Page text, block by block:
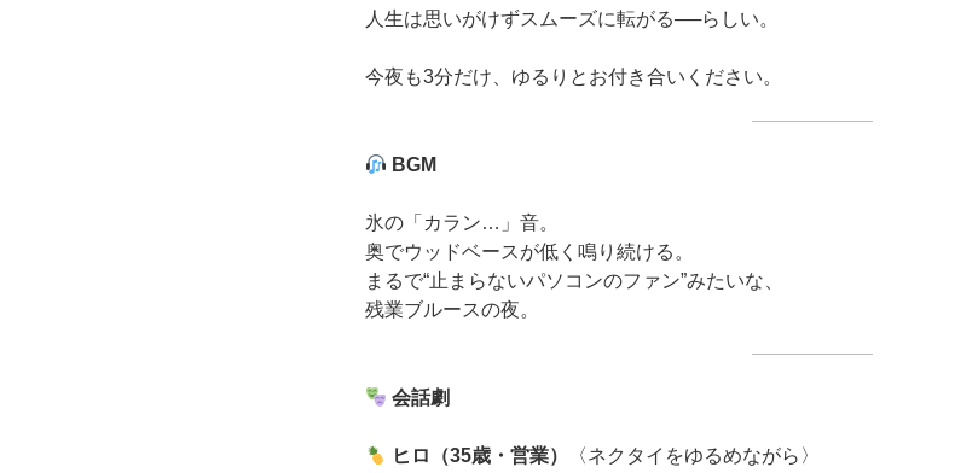
人生は思いがけずスムーズに転がる──らしい。
今夜も3分だけ、ゆるりとお付き合いください。
BGM
氷の「カラン…」音。
奥でウッドベースが低く鳴り続ける。
まるで“止まらないパソコンのファン”みたいな、
残業ブルースの夜。
会話劇
ヒロ（35歳・営業）
〈ネクタイをゆるめながら〉